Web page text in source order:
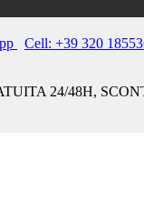
Cell: +39 320
24/48H,